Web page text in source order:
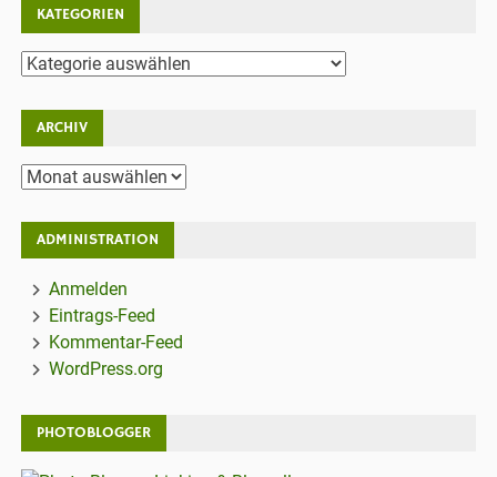
KATEGORIEN
Kategorien
ARCHIV
Archiv
ADMINISTRATION
Anmelden
Eintrags-Feed
Kommentar-Feed
WordPress.org
PHOTOBLOGGER